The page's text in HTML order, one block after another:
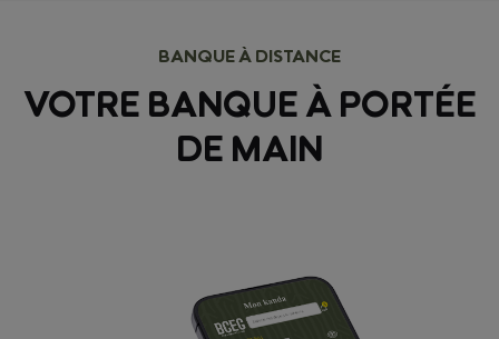
BANQUE À DISTANCE
VOTRE BANQUE À PORTÉE
DE MAIN